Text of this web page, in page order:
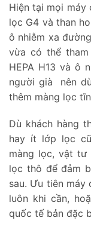
Hiện tại mọi máy
lọc G4 và than
ô nhiễm xa
vừa có thể
HEPA H13 và ô
người già nên
thêm màng lọc
Dù khách hàng
hay ít lớp lọc
màng lọc, vật tư
lọc thô để đảm
sau. Ưu tiên máy
luôn khi cần,
quốc tế bản đặc